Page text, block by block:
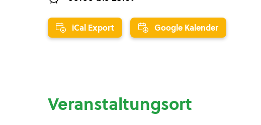
iCal Export Google Kalender
Veranstaltungsort